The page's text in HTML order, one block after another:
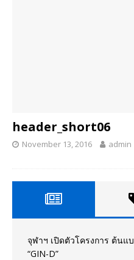
header_short06
November 13, 2016 admin
จุฬาฯ เปิดตัวโครงการ ต้น
“GIN-D”